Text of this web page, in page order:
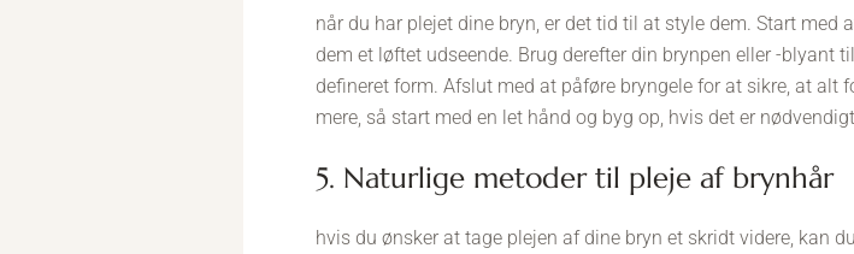
når du har plejet dine bryn, er det tid til at style dem. Start
dem et løftet udseende. Brug derefter din brynpen eller -blyant
defineret form. Afslut med at påføre bryngele for at sikre, at alt
mere, så start med en let hånd og byg op, hvis det er
5. Naturlige metoder til pleje af brynhår
hvis du ønsker at tage plejen af dine bryn et skridt videre, kan